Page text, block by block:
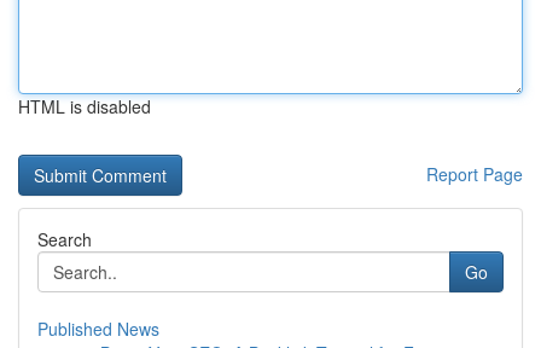
HTML is disabled
Report Page
Search
Go
Published News